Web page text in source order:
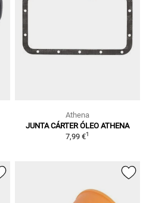
Athena
JUNTA CÁRTER ÓLEO ATHENA
7,99 €1